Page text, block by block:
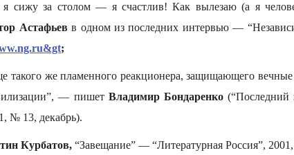
я сижу за столом — я счастлив! Как вылезаю (а я
Астафьев в одном из последних интервью —
;
такого же пламенного реакционера, защищающего
— пишет Владимир Бондаренко
№ 13, декабрь).
Курбатов, “Завещание” — “Литературная Россия”,